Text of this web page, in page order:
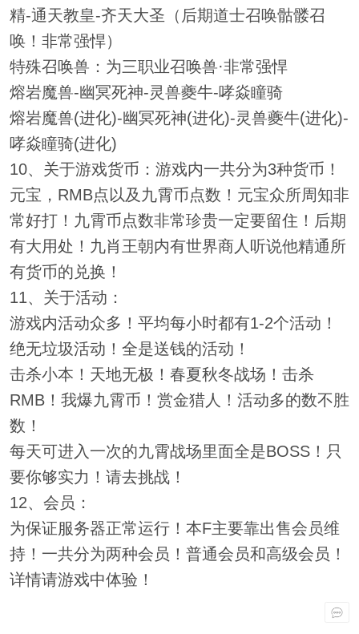
精-通天教皇-齐天大圣（后期道士召唤骷髅召
唤！非常强悍）
特殊召唤兽：为三职业召唤兽·非常强悍
熔岩魔兽-幽冥死神-灵兽夔牛-哮焱瞳骑
熔岩魔兽(进化)-幽冥死神(进化)-灵兽夔牛(进化)-
哮焱瞳骑(进化)
10、关于游戏货币：游戏内一共分为3种货币！
元宝，RMB点以及九霄币点数！元宝众所周知非
常好打！九霄币点数非常珍贵一定要留住！后期
有大用处！九肖王朝内有世界商人听说他精通所
有货币的兑换！
11、关于活动：
游戏内活动众多！平均每小时都有1-2个活动！
绝无垃圾活动！全是送钱的活动！
击杀小本！天地无极！春夏秋冬战场！击杀
RMB！我爆九霄币！赏金猎人！活动多的数不胜
数！
每天可进入一次的九霄战场里面全是BOSS！只
要你够实力！请去挑战！
12、会员：
为保证服务器正常运行！本F主要靠出售会员维
持！一共分为两种会员！普通会员和高级会员！
详情请游戏中体验！